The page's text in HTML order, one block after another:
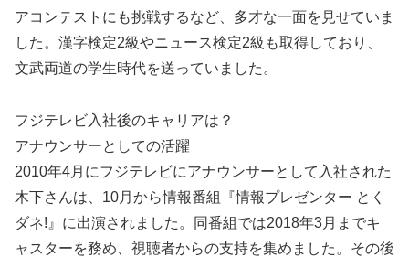
アコンテストにも挑戦するなど、多才な一面を見せていま
した。漢字検定2級やニュース検定2級も取得しており、
文武両道の学生時代を送っていました。
フジテレビ入社後のキャリアは？
アナウンサーとしての活躍
2010年4月にフジテレビにアナウンサーとして入社された
木下さんは、10月から情報番組『情報プレゼンター とく
ダネ!』に出演されました。同番組では2018年3月までキ
ャスターを務め、視聴者からの支持を集めました。その後